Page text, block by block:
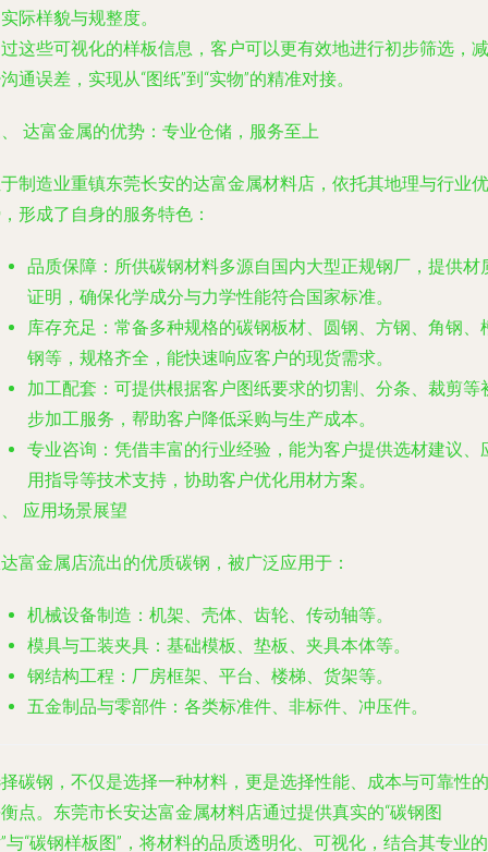
际样貌与规整度。
这些可视化的样板信息，客户可以更有效地进行初步筛选，减
通误差，实现从“图纸”到“实物”的精准对接。
达富金属的优势：专业仓储，服务至上
制造业重镇东莞长安的达富金属材料店，依托其地理与行业优
形成了自身的服务特色：
品质保障 ：所供碳钢材料多源自国内大型正规钢厂，提供材
证明，确保化学成分与力学性能符合国家标准。
库存充足 ：常备多种规格的碳钢板材、圆钢、方钢、角钢、
钢等，规格齐全，能快速响应客户的现货需求。
加工配套 ：可提供根据客户图纸要求的切割、分条、裁剪等
步加工服务，帮助客户降低采购与生产成本。
专业咨询 ：凭借丰富的行业经验，能为客户提供选材建议、
用指导等技术支持，协助客户优化用材方案。
应用场景展望
富金属店流出的优质碳钢，被广泛应用于：
机械设备制造 ：机架、壳体、齿轮、传动轴等。
模具与工装夹具 ：基础模板、垫板、夹具本体等。
钢结构工程 ：厂房框架、平台、楼梯、货架等。
五金制品与零部件 ：各类标准件、非标件、冲压件。
碳钢，不仅是选择一种材料，更是选择性能、成本与可靠性的
点。东莞市长安达富金属材料店通过提供真实的“碳钢图
与“碳钢样板图”，将材料的品质透明化、可视化，结合其专业的